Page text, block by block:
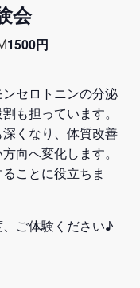
会
1500円
セロトニンの分泌
も担っています。
くなり、体質改善
向へ変化します。
ことに役立ちま
ご体験ください♪